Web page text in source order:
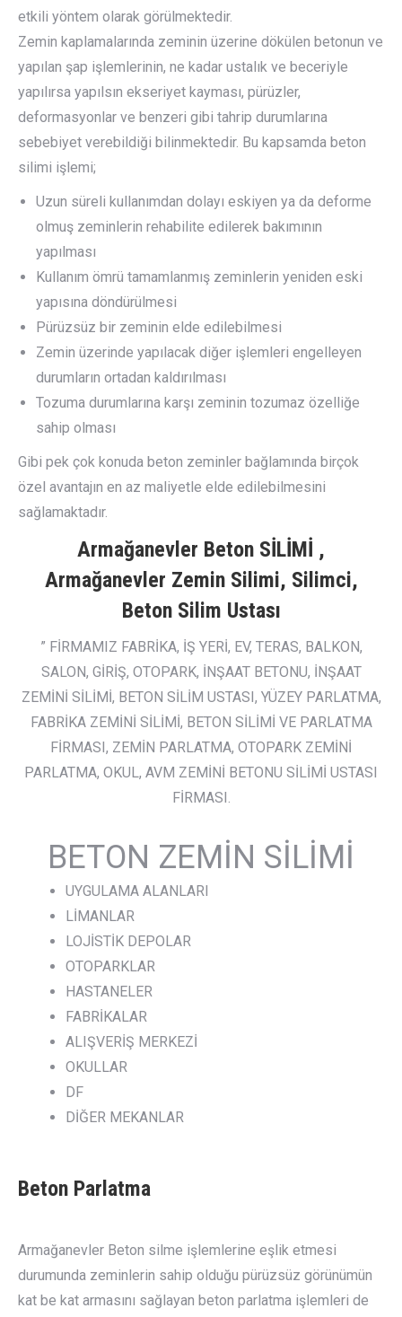
etkili yöntem olarak görülmektedir.
Zemin kaplamalarında zeminin üzerine dökülen betonun ve
yapılan şap işlemlerinin, ne kadar ustalık ve beceriyle
yapılırsa yapılsın ekseriyet kayması, pürüzler,
deformasyonlar ve benzeri gibi tahrip durumlarına
sebebiyet verebildiği bilinmektedir. Bu kapsamda beton
silimi işlemi;
Uzun süreli kullanımdan dolayı eskiyen ya da deforme
olmuş zeminlerin rehabilite edilerek bakımının
yapılması
Kullanım ömrü tamamlanmış zeminlerin yeniden eski
yapısına döndürülmesi
Pürüzsüz bir zeminin elde edilebilmesi
Zemin üzerinde yapılacak diğer işlemleri engelleyen
durumların ortadan kaldırılması
Tozuma durumlarına karşı zeminin tozumaz özelliğe
sahip olması
Gibi pek çok konuda beton zeminler bağlamında birçok
özel avantajın en az maliyetle elde edilebilmesini
sağlamaktadır.
Armağanevler Beton SİLİMİ ,
Armağanevler Zemin Silimi, Silimci,
Beton Silim Ustası
” FİRMAMIZ FABRİKA, İŞ YERİ, EV, TERAS, BALKON,
SALON, GİRİŞ, OTOPARK, İNŞAAT BETONU, İNŞAAT
ZEMİNİ SİLİMİ, BETON SİLİM USTASI, YÜZEY PARLATMA,
FABRİKA ZEMİNİ SİLİMİ, BETON SİLİMİ VE PARLATMA
FİRMASI, ZEMİN PARLATMA, OTOPARK ZEMİNİ
PARLATMA, OKUL, AVM ZEMİNİ BETONU SİLİMİ USTASI
FİRMASI.
BETON ZEMİN SİLİMİ
UYGULAMA ALANLARI
LİMANLAR
LOJİSTİK DEPOLAR
OTOPARKLAR
HASTANELER
FABRİKALAR
ALIŞVERİŞ MERKEZİ
OKULLAR
DF
DİĞER MEKANLAR
Beton Parlatma
Armağanevler Beton silme işlemlerine eşlik etmesi
durumunda zeminlerin sahip olduğu pürüzsüz görünümün
kat be kat armasını sağlayan beton parlatma işlemleri de